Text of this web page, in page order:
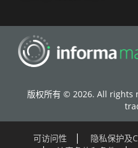
版权所有 © 2026. All rights
可访问性 隐私保护及